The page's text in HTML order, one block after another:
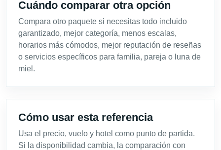
Cuándo comparar otra opción
Compara otro paquete si necesitas todo incluido
garantizado, mejor categoría, menos escalas,
horarios más cómodos, mejor reputación de reseñas
o servicios específicos para familia, pareja o luna de
miel.
Cómo usar esta referencia
Usa el precio, vuelo y hotel como punto de partida.
Si la disponibilidad cambia, la comparación con